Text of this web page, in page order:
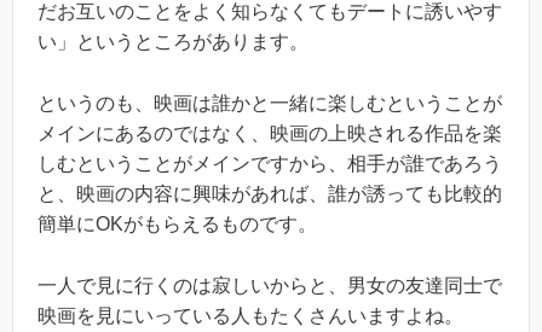
だお互いのことをよく知らなくてもデートに誘いやす
い」というところがあります。
というのも、映画は誰かと一緒に楽しむということが
メインにあるのではなく、映画の上映される作品を楽
しむということがメインですから、相手が誰であろう
と、映画の内容に興味があれば、誰が誘っても比較的
簡単にOKがもらえるものです。
一人で見に行くのは寂しいからと、男女の友達同士で
映画を見にいっている人もたくさんいますよね。